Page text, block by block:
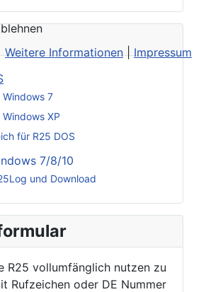
Windows 7
XP
für R25 DOS
7/8/10
und Download
R25 vollumfänglich nutzen zu
Rufzeichen oder DE Nummer
Weitere Informationen|Impressum